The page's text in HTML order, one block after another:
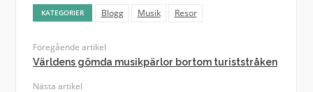
KATEGORIER Blogg Musik Resor
Föregående artikel
Världens gömda musikpärlor bortom turiststråken
Nästa artikel